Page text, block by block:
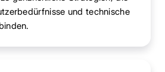
und technische